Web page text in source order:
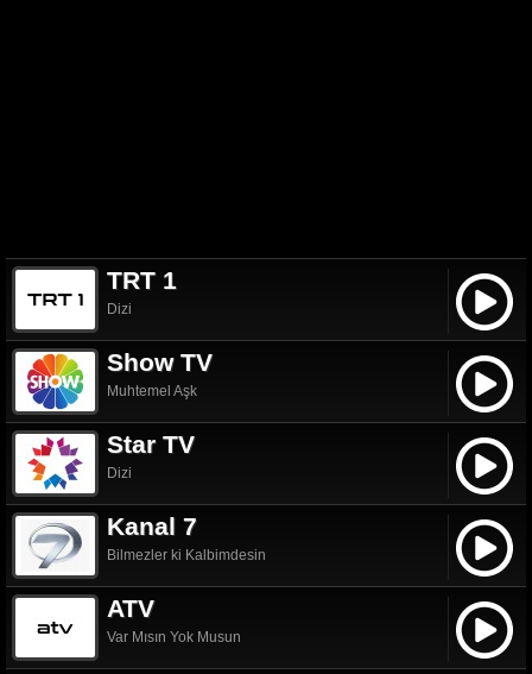
TRT 1
Dizi
Show TV
Muhtemel Aşk
Star TV
Dizi
Kanal 7
Bilmezler ki Kalbimdesin
ATV
Var Mısın Yok Musun